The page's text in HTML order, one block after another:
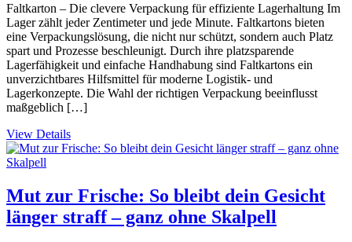
Faltkarton – Die clevere Verpackung für effiziente Lagerhaltung Im
Lager zählt jeder Zentimeter und jede Minute. Faltkartons bieten
eine Verpackungslösung, die nicht nur schützt, sondern auch Platz
spart und Prozesse beschleunigt. Durch ihre platzsparende
Lagerfähigkeit und einfache Handhabung sind Faltkartons ein
unverzichtbares Hilfsmittel für moderne Logistik- und
Lagerkonzepte. Die Wahl der richtigen Verpackung beeinflusst
maßgeblich […]
View Details
Mut zur Frische: So bleibt dein Gesicht
länger straff – ganz ohne Skalpell